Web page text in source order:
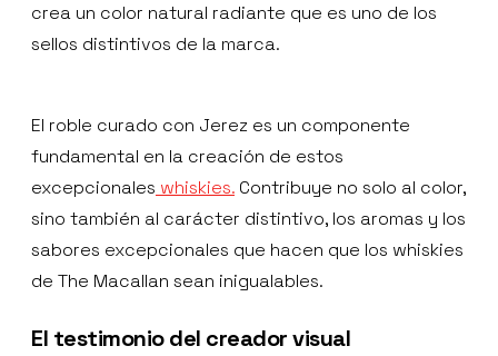
crea un color natural radiante que es uno de los
sellos distintivos de la marca.
El roble curado con Jerez es un componente
fundamental en la creación de estos
excepcionales whiskies. Contribuye no solo al color,
sino también al carácter distintivo, los aromas y los
sabores excepcionales que hacen que los whiskies
de The Macallan sean inigualables.
El testimonio del creador visual